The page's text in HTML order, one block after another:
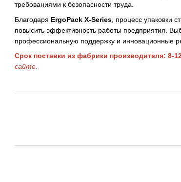
требованиями к безопасности труда.
Благодаря ErgoPack X-Series , процесс упаковки
повысить эффективность работы предприятия.
профессиональную поддержку и инновационные
Срок поставки из фабрики производителя: 8-
сайте.